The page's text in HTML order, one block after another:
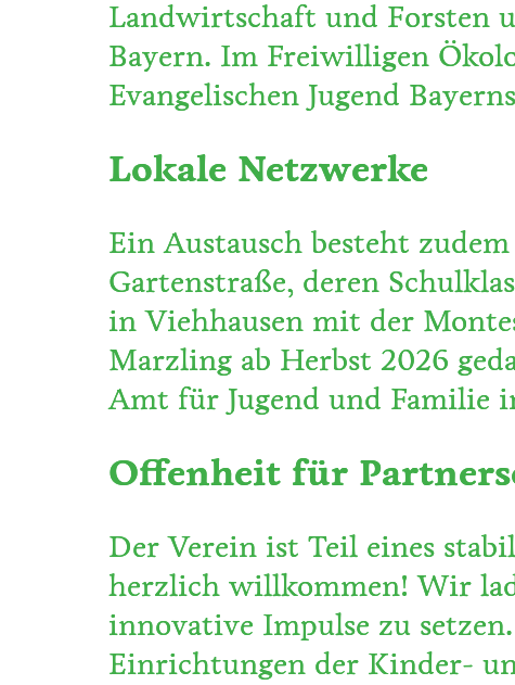
Landwirtschaft und Forsten
Bayern. Im Freiwilligen
Evangelischen Jugend
Lokale Netzwerke
Ein Austausch besteht
Gartenstraße, deren
in Viehhausen mit der
Marzling ab Herbst 2026
Amt für Jugend und Familie
Offenheit für
Der Verein ist Teil eines
herzlich willkommen! Wir
innovative Impulse zu
Einrichtungen der Kinder-